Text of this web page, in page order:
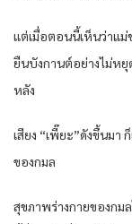
แต่เมื่อตอนนี้เห็นว่าแม่
ยืนบังกานต์อย่างไม่ห
หลัง
เสียง “เพี๊ยะ”ดังขึ้นม
ของกมล
สุขภาพร่างกายของกม